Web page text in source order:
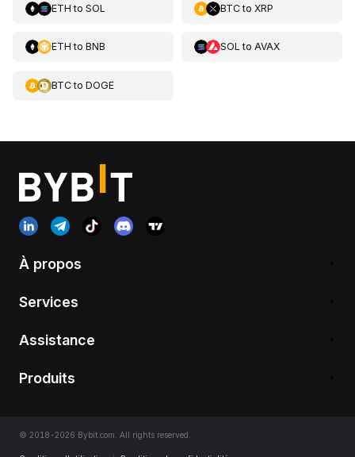
ETH to SOL BTCto XRP
ETH to BNB SOL to AVAX
BTCto DOGE
À propos
Services
Assistance
Produits
© 2018-2026 Bybit.com. All rights reserved.